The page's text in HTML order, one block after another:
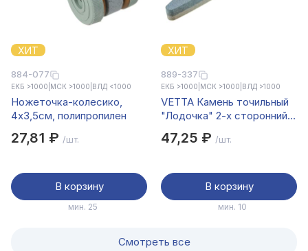
ХИТ
884-077
ЕКБ >1000 МСК >1000 ВЛД <1000
Ножеточка-колесико,
4х3,5см, полипропилен
27,81 ₽ /шт.
В корзину
мин. 25
ХИТ
889-337
ЕКБ >1000 МСК >1000 ВЛД >1000
VETTA Камень точильный
"Лодочка" 2-х сторонний,
47,25 ₽ /шт.
В корзину
мин. 10
Смотреть все